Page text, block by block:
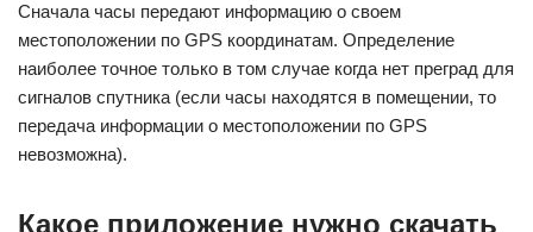
Сначала часы передают информацию о своем
местоположении по GPS координатам. Определение
наиболее точное только в том случае когда нет преград для
сигналов спутника (если часы находятся в помещении, то
передача информации о местоположении по GPS
невозможна).
Какое приложение нужно скачать